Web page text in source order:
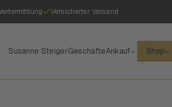
Versicherter Versand
Susanne SteigerGeschäfteAnkauf Shop